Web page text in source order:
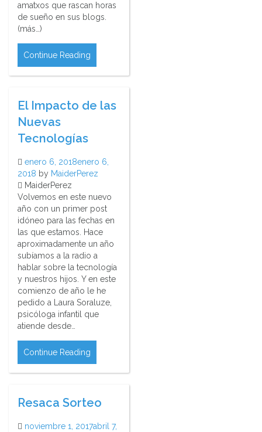
amatxos que rascan horas
de sueño en sus blogs.
(más…)
Continue Reading
El Impacto de las
Nuevas
Tecnologías
enero 6, 2018enero 6,
2018 by MaiderPerez
MaiderPerez
Volvemos en este nuevo
año con un primer post
idóneo para las fechas en
las que estamos. Hace
aproximadamente un año
subíamos a la radio a
hablar sobre la tecnología
y nuestros hijos. Y en este
comienzo de año le he
pedido a Laura Soraluze,
psicóloga infantil que
atiende desde…
Continue Reading
Resaca Sorteo
noviembre 1, 2017abril 7,